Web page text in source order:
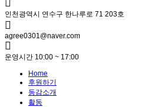
인천광역시 연수구 한나루로 71 203호
agree0301@naver.com
운영시간 10:00 ~ 17:00
Home
후원하기
동감소개
활동